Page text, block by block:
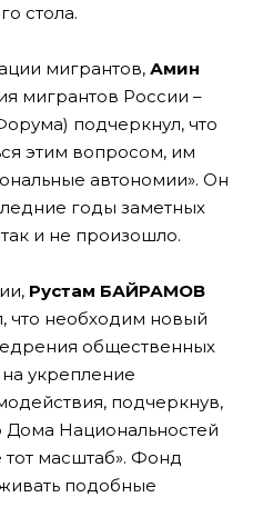
стола.
мигрантов, Амин
мигрантов России –
подчеркнул, что
этим вопросом, им
автономии». Он
годы заметных
и не произошло.
Рустам БАЙРАМОВ
что необходим новый
общественных
укрепление
подчеркнув,
Дома Национальностей
тот масштаб». Фонд
подобные